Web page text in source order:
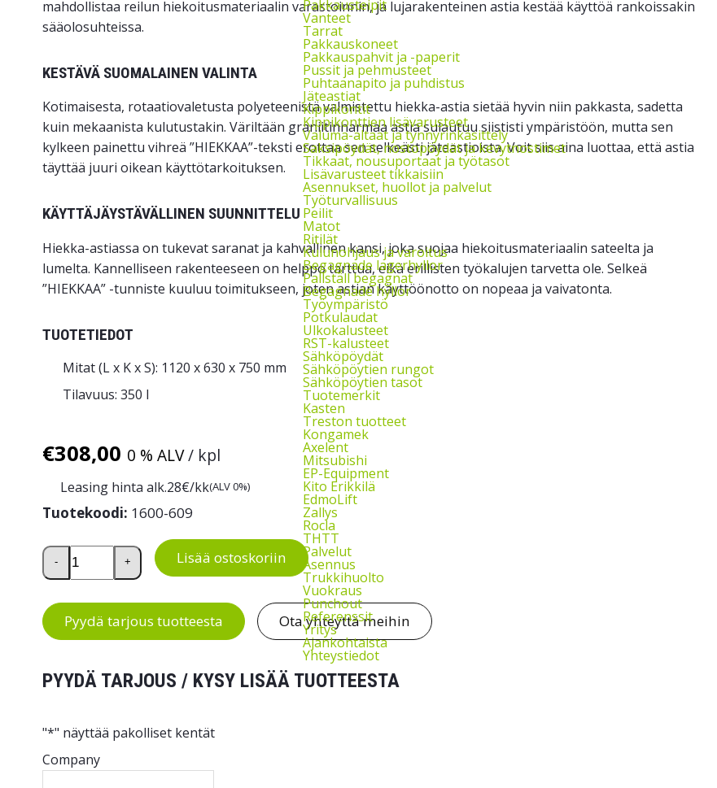
Pakkausteipit
Vanteet
Tarrat
Pakkauskoneet
Pakkauspahvit ja -paperit
Pussit ja pehmusteet
Puhtaanapito ja puhdistus
Jäteastiat
Kippikontit
Kippikonttien lisävarusteet
Valuma-altaat ja tynnyrinkäsittely
Saksipöydät, nostopöydät ja kevytnostimet
Tikkaat, nousuportaat ja työtasot
Lisävarusteet tikkaisiin
Asennukset, huollot ja palvelut
Työturvallisuus
Peilit
Matot
Ritilät
Kulunohjaus ja varoitus
Begagnade lagerhyllor
Pallställ begagnat
Begagnade hyllor
Työympäristö
Potkulaudat
Ulkokalusteet
RST-kalusteet
Sähköpöydät
Sähköpöytien rungot
Sähköpöytien tasot
Tuotemerkit
Kasten
Treston tuotteet
Kongamek
Axelent
Mitsubishi
EP-Equipment
Kito Erikkilä
EdmoLift
Zallys
Rocla
THTT
Palvelut
Asennus
Trukkihuolto
Vuokraus
Punchout
Referenssit
Yritys
Ajankohtaista
Yhteystiedot
mahdollistaa reilun hiekoitusmateriaalin varastoinnin, ja lujarakenteinen astia kestää käyttöä rankoissakin
sääolosuhteissa.
KESTÄVÄ SUOMALAINEN VALINTA
Kotimaisesta, rotaatiovaletusta polyeteenistä valmistettu hiekka-astia sietää hyvin niin pakkasta, sadetta
kuin mekaanista kulutustakin. Väriltään graniitinharmaa astia sulautuu siististi ympäristöön, mutta sen
kylkeen painettu vihreä ”HIEKKAA”-teksti erottaa sen selkeästi jäteastioista. Voit siis aina luottaa, että astia
täyttää juuri oikean käyttötarkoituksen.
KÄYTTÄJÄYSTÄVÄLLINEN SUUNNITTELU
Hiekka-astiassa on tukevat saranat ja kahvallinen kansi, joka suojaa hiekoitusmateriaalin sateelta ja
lumelta. Kannelliseen rakenteeseen on helppo tarttua, eikä erillisten työkalujen tarvetta ole. Selkeä
”HIEKKAA” -tunniste kuuluu toimitukseen, joten astian käyttöönotto on nopeaa ja vaivatonta.
TUOTETIEDOT
Mitat (L x K x S): 1120 x 630 x 750 mm
Tilavuus: 350 l
€308,00 0 % ALV/ kpl
Leasing hinta alk.28€/kk(ALV 0%)
Tuotekoodi: 1600-609
Hiekka-astia 350 litraa määrä
- + Lisää ostoskoriin
Pyydä tarjous tuotteesta Ota yhteyttä meihin
PYYDÄ TARJOUS / KYSY LISÄÄ TUOTTEESTA
"*" näyttää pakolliset kentät
Company